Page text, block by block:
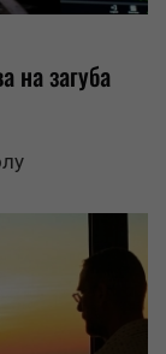
на загуба